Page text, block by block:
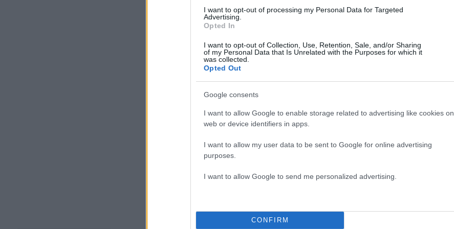
I want to opt-out of processing my Personal Data for Targeted
Advertising.
Opted In
I want to opt-out of Collection, Use, Retention, Sale, and/or Sharing
of my Personal Data that Is Unrelated with the Purposes for which it
was collected.
Opted Out
Google consents
I want to allow Google to enable storage related to advertising like cookies on
web or device identifiers in apps.
I want to allow my user data to be sent to Google for online advertising
purposes.
I want to allow Google to send me personalized advertising.
CONFIRM